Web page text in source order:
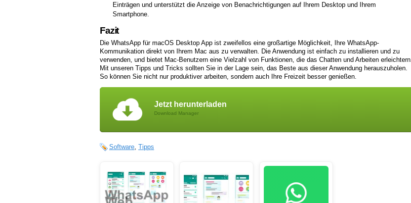
Einträgen und unterstützt die Anzeige von Benachrichtigungen auf Ihrem Desktop und Ihrem
Smartphone.
Fazit
Die WhatsApp für macOS Desktop App ist zweifellos eine großartige Möglichkeit, Ihre WhatsApp-
Kommunikation direkt von Ihrem Mac aus zu verwalten. Die Anwendung ist einfach zu installieren und zu
verwenden, und bietet Mac-Benutzern eine Vielzahl von Funktionen, die das Chatten und Arbeiten erleichtern.
Mit unseren Tipps und Tricks sollten Sie in der Lage sein, das Beste aus dieser Anwendung herauszuholen.
So können Sie nicht nur produktiver arbeiten, sondern auch Ihre Freizeit besser genießen.
Jetzt herunterladen
Download Manager
Software Tipps